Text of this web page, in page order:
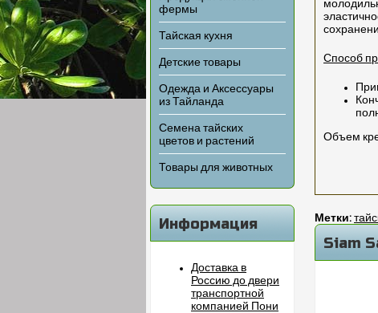
фермы
Тайская кухня
Детские товары
Одежда и Аксессуары
из Тайланда
Семена тайских
цветов и растений
Товары для животных
Информация
Доставка в
Россию до двери
транспортной
компанией Пони
Способ
Объем
Метки:
Siam